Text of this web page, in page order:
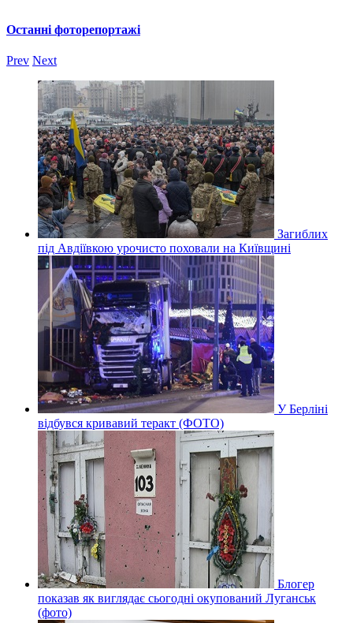
Останні фоторепортажі
Prev Next
Загиблих
під Авдіївкою урочисто поховали на Київщині
У Берліні
відбувся кривавий теракт (ФОТО)
Блогер
показав як виглядає сьогодні окупований Луганськ
(фото)